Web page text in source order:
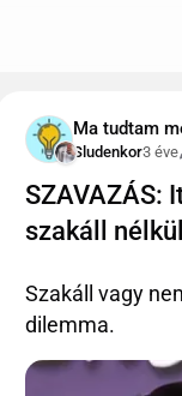
Ma tudtam
Sludenkor3 éve
SZAVAZÁS:
szakáll
Szakáll vagy
dilemma.